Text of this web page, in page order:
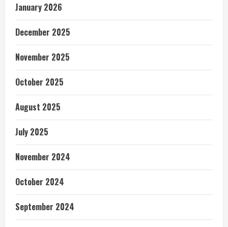
January 2026
December 2025
November 2025
October 2025
August 2025
July 2025
November 2024
October 2024
September 2024